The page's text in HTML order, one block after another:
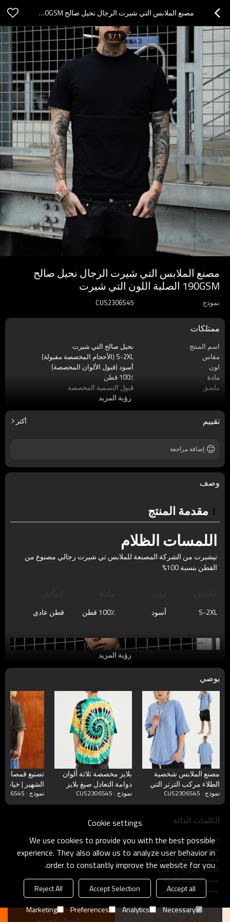
مصنع الملابس التي شيرت الرجال نحيل صالح 190GSM الصلبة اللون التي شيرت
1
/
5
مصنع الملابس التي شيرت الرجال نحيل صالح
190GSM الصلبة اللون التي شيرت
نموذج CUS2306S45
ممتلكات
اسم المنتج
نحيل صالح التي شيرت
مقاس
S-2XL (الأحجام المخصصة مقبولة)
لون
أسود (قبول الألوان المخصصة)
مادة
100٪ قطن
ملصق
قبول التسمية المخصصة
اللمسات الظلام
موسم
صيف
كم
قماش
رؤية المزيد
تقييم أكثر
إضافة مراجعة
وصف
مقدمة المنتج
اللمسات الظلام
تيشيرت من الشركة المصنعة للملابس تي شيرت رجالي مصنوع من
القطن بنسبة 100%
S-2XL أسود 100٪ قطن قطن عادي
رؤية المزيد
يوصي
مصنع الملابس شخصية
الطلاء مركب الترتر التي
شيرت مخصص المعتاد
تناسب الرجال التي شيرت
نموذج : CUS2306S45
بلايز مخصصة ثلاثة ألوان
دوامة التعادل صبغ بلايز
القطن كبيرة الحجم
نموذج : CUS2306S45
تصنيع قمصان
الشهير | خياطة
للقمصان
المغسولة
نموذج : CUS2306S45
الكلمات الدالة
نحيل صالح التي شيرت
تيشيرت قطن 100%
تيشيرت مصنع الملابس
الصلبة اللون التي شيرت
تيشيرت برقبة دائرية
تيشيرت فارغ مخصص
Cookie settings
We use cookies to provide you with the best possible
experience. They also allow us to analyze user behavior in
order to constantly improve the website for you.
Accept all
Accept Selection
Reject All
Necessary
Analytics
Preferences
Marketing